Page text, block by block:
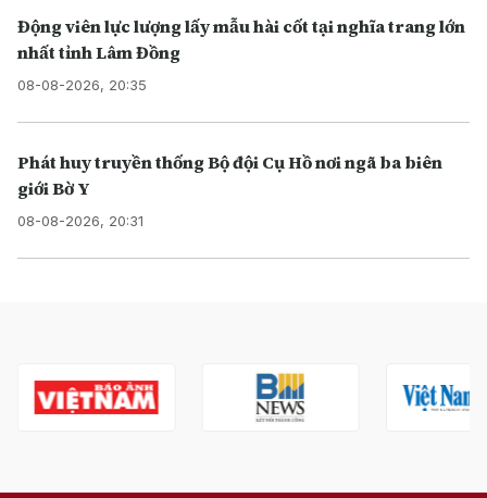
Động viên lực lượng lấy mẫu hài cốt tại nghĩa trang lớn
nhất tỉnh Lâm Đồng
08-08-2026, 20:35
Phát huy truyền thống Bộ đội Cụ Hồ nơi ngã ba biên
giới Bờ Y
08-08-2026, 20:31